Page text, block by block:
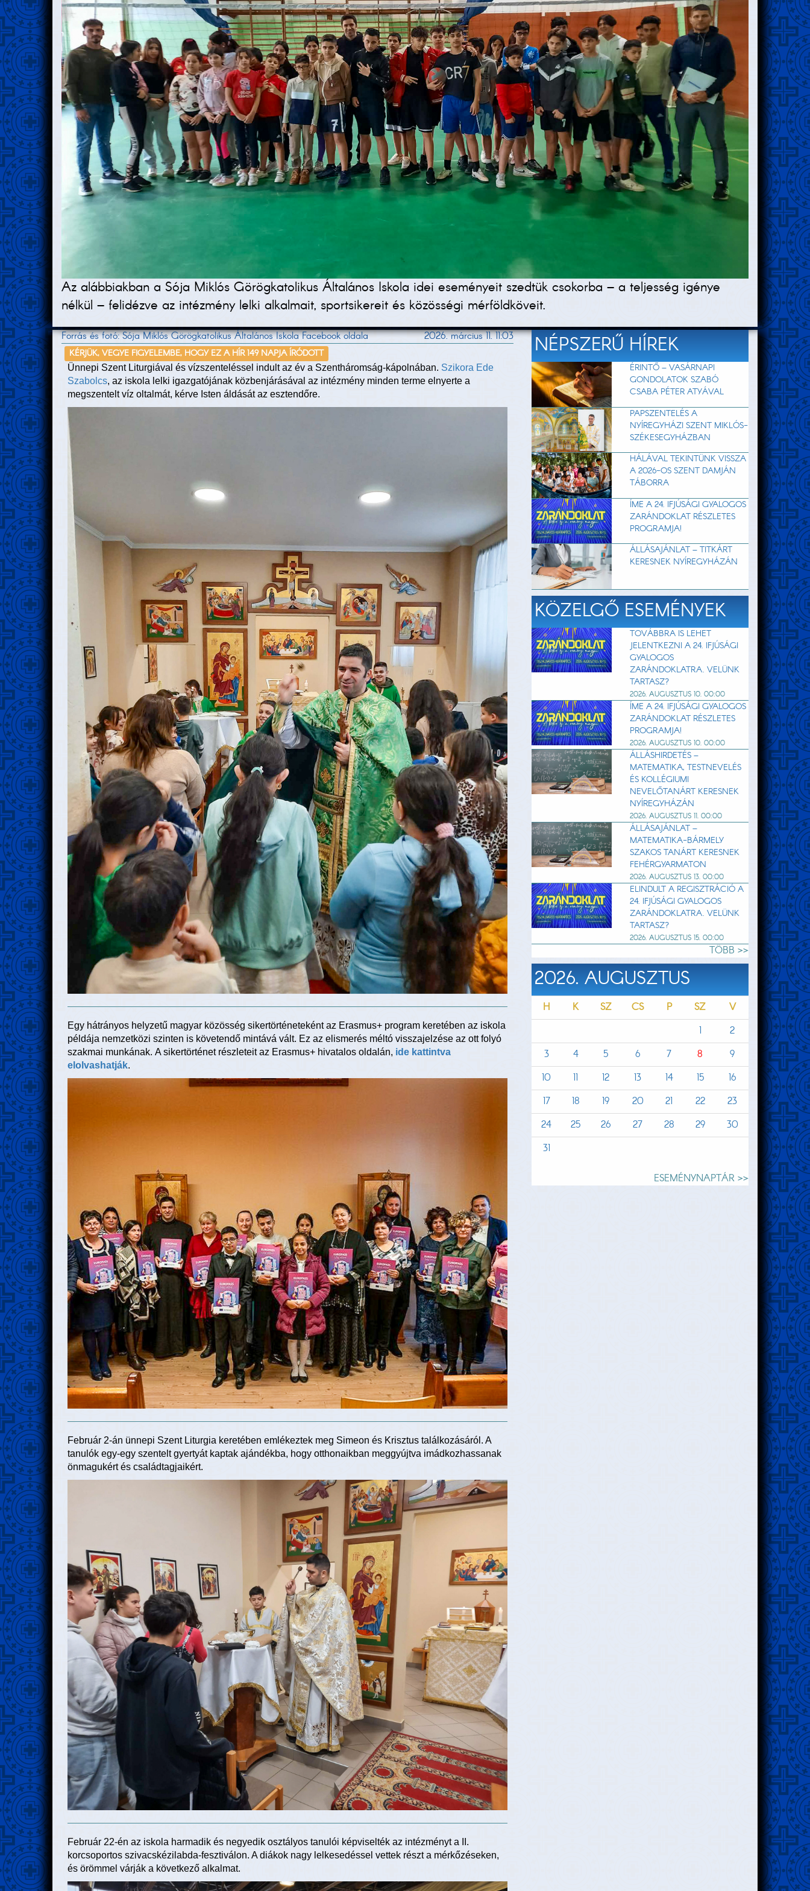
Az alábbiakban a Sója Miklós Görögkatolikus Általános Iskola idei eseményeit szedtük csokorba – a teljesség igénye
nélkül – felidézve az intézmény lelki alkalmait, sportsikereit és közösségi mérföldköveit.
Forrás és fotó: Sója Miklós Görögkatolikus Általános Iskola Facebook oldala 2026. március 11. 11:03
KÉRJÜK, VEGYE FIGYELEMBE, HOGY EZ A HÍR 149 NAPJA ÍRÓDOTT
Ünnepi Szent Liturgiával és vízszenteléssel indult az év a Szentháromság-kápolnában. Szikora Ede
Szabolcs, az iskola lelki igazgatójának közbenjárásával az intézmény minden terme elnyerte a
megszentelt víz oltalmát, kérve Isten áldását az esztendőre.
Egy hátrányos helyzetű magyar közösség sikertörténeteként az Erasmus+ program keretében az iskola
példája nemzetközi szinten is követendő mintává vált. Ez az elismerés méltó visszajelzése az ott folyó
szakmai munkának. A sikertörténet részleteit az Erasmus+ hivatalos oldalán, ide kattintva
elolvashatják.
Február 2-án ünnepi Szent Liturgia keretében emlékeztek meg Simeon és Krisztus találkozásáról. A
tanulók egy-egy szentelt gyertyát kaptak ajándékba, hogy otthonaikban meggyújtva imádkozhassanak
önmagukért és családtagjaikért.
Február 22-én az iskola harmadik és negyedik osztályos tanulói képviselték az intézményt a II.
korcsoportos szivacskézilabda-fesztiválon. A diákok nagy lelkesedéssel vettek részt a mérkőzéseken,
és örömmel várják a következő alkalmat.
NÉPSZERŰ HÍREK
ÉRINTŐ – VASÁRNAPI
GONDOLATOK SZABÓ
CSABA PÉTER ATYÁVAL
PAPSZENTELÉS A
NYÍREGYHÁZI SZENT MIKLÓS-
SZÉKESEGYHÁZBAN
HÁLÁVAL TEKINTÜNK VISSZA
A 2026-OS SZENT DAMJÁN
TÁBORRA
ÍME A 24. IFJÚSÁGI GYALOGOS
ZARÁNDOKLAT RÉSZLETES
PROGRAMJA!
ÁLLÁSAJÁNLAT – TITKÁRT
KERESNEK NYÍREGYHÁZÁN
KÖZELGŐ ESEMÉNYEK
TOVÁBBRA IS LEHET
JELENTKEZNI A 24. IFJÚSÁGI
GYALOGOS
ZARÁNDOKLATRA. VELÜNK
TARTASZ?
2026. AUGUSZTUS 10. 00:00
ÍME A 24. IFJÚSÁGI GYALOGOS
ZARÁNDOKLAT RÉSZLETES
PROGRAMJA!
2026. AUGUSZTUS 10. 00:00
ÁLLÁSHIRDETÉS –
MATEMATIKA, TESTNEVELÉS
ÉS KOLLÉGIUMI
NEVELŐTANÁRT KERESNEK
NYÍREGYHÁZÁN
2026. AUGUSZTUS 11. 00:00
ÁLLÁSAJÁNLAT –
MATEMATIKA-BÁRMELY
SZAKOS TANÁRT KERESNEK
FEHÉRGYARMATON
2026. AUGUSZTUS 13. 00:00
ELINDULT A REGISZTRÁCIÓ A
24. IFJÚSÁGI GYALOGOS
ZARÁNDOKLATRA. VELÜNK
TARTASZ?
2026. AUGUSZTUS 15. 00:00
TÖBB >>
2026. AUGUSZTUS
H K SZ CS P SZ
V
1
2
3
4 5 6 7 8
9
10
11 12 13 14 15
16
17
18 19 20 21 22
23
24
25 26 27 28 29
30
31
ESEMÉNYNAPTÁR >>